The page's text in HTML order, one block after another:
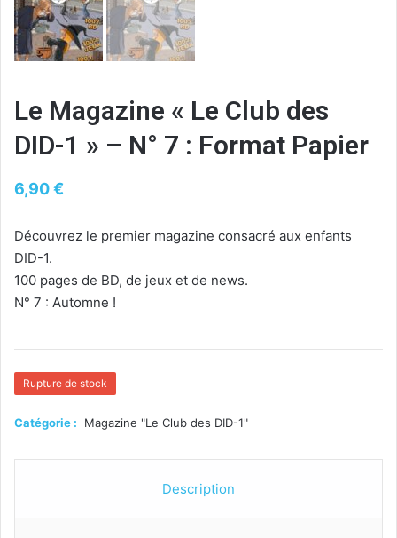
Le Magazine « Le Club des
DID-1 » – N° 7 : Format Papier
6,90€
Découvrez le premier magazine consacré aux enfants
DID-1.
100 pages de BD, de jeux et de news.
N° 7 : Automne !
Rupture de stock
Catégorie : Magazine "Le Club des DID-1"
Description